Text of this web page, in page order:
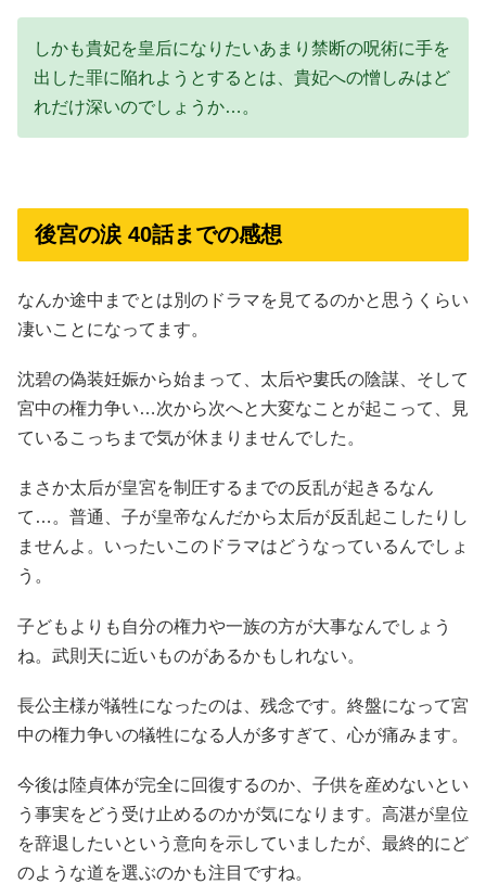
しかも貴妃を皇后になりたいあまり禁断の呪術に手を
出した罪に陥れようとするとは、貴妃への憎しみはど
れだけ深いのでしょうか…。
後宮の涙 40話までの感想
なんか途中までとは別のドラマを見てるのかと思うくらい
凄いことになってます。
沈碧の偽装妊娠から始まって、太后や婁氏の陰謀、そして
宮中の権力争い…次から次へと大変なことが起こって、見
ているこっちまで気が休まりませんでした。
まさか太后が皇宮を制圧するまでの反乱が起きるなん
て…。普通、子が皇帝なんだから太后が反乱起こしたりし
ませんよ。いったいこのドラマはどうなっているんでしょ
う。
子どもよりも自分の権力や一族の方が大事なんでしょう
ね。武則天に近いものがあるかもしれない。
長公主様が犠牲になったのは、残念です。終盤になって宮
中の権力争いの犠牲になる人が多すぎて、心が痛みます。
今後は陸貞体が完全に回復するのか、子供を産めないとい
う事実をどう受け止めるのかが気になります。高湛が皇位
を辞退したいという意向を示していましたが、最終的にど
のような道を選ぶのかも注目ですね。